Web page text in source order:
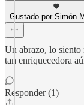
Gustado por Simón
Un abrazo, lo siento
tan enriquecedora
Responder (1)